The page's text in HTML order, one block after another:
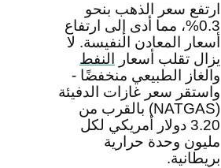
ارتفع سعر الذهب بنحو
0.3%، مما أدى إلى ارتفاع
أسعار المعادن النفيسة. لا
يزال تقلب أسعار
النفط
والغاز الطبيعي منخفضًا -
واستقر سعر غازات الدفيئة
(
NATGAS) بالقرب من
3.20 دولار أمريكي لكل
مليون وحدة حرارية
بريطانية.